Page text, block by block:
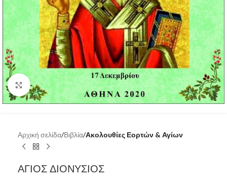
Click to enlarge
Αρχική σελίδα Βιβλία Ακολουθίες Εορτών & Αγίων
ΑΓΙΟΣ ΔΙΟΝΥΣΙΟΣ